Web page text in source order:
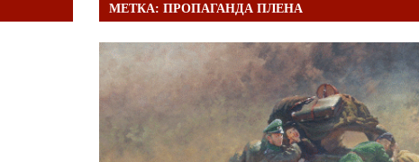
МЕТКА:ПРОПАГАНДА ПЛЕНА